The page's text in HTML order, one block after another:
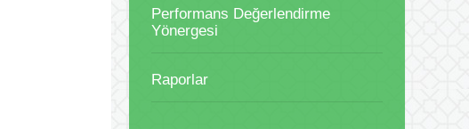
Performans Değerlendirme
Yönergesi
Raporlar